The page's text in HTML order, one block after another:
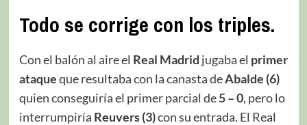
Todo se corrige con los triples.
Con el balón al aire el Real Madrid jugaba el primer
ataqueque resultaba con la canasta deAbalde (6)
quien conseguiría el primer parcial de5 – 0, pero lo
interrumpiría Reuvers (3)con su entrada. El Real